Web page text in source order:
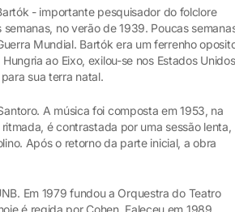
- importante pesquisador do folclore
no verão de 1939. Poucas
Mundial. Bartók era um ferrenho
ao Eixo, exilou-se nos Estados
sua terra natal.
A música foi composta em 1953, na
é contrastada por uma sessão lenta,
Após o retorno da parte inicial, a obra
Em 1979 fundou a Orquestra do Teatro
é regida por Cohen. Faleceu em 1989,